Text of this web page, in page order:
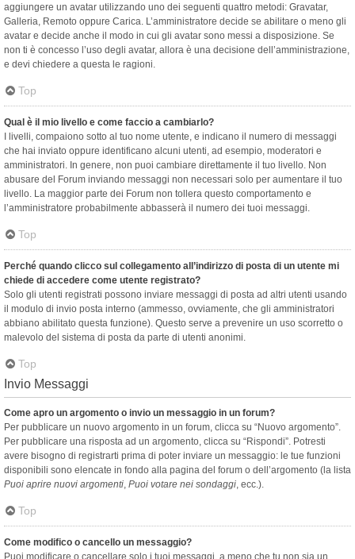
aggiungere un avatar utilizzando uno dei seguenti quattro metodi: Gravatar,
Galleria, Remoto oppure Carica. L’amministratore decide se abilitare o meno gli
avatar e decide anche il modo in cui gli avatar sono messi a disposizione. Se
non ti è concesso l’uso degli avatar, allora è una decisione dell’amministrazione,
e devi chiedere a questa le ragioni.
Top
Qual è il mio livello e come faccio a cambiarlo?
I livelli, compaiono sotto al tuo nome utente, e indicano il numero di messaggi
che hai inviato oppure identificano alcuni utenti, ad esempio, moderatori e
amministratori. In genere, non puoi cambiare direttamente il tuo livello. Non
abusare del Forum inviando messaggi non necessari solo per aumentare il tuo
livello. La maggior parte dei Forum non tollera questo comportamento e
l’amministratore probabilmente abbasserà il numero dei tuoi messaggi.
Top
Perché quando clicco sul collegamento all’indirizzo di posta di un utente mi
chiede di accedere come utente registrato?
Solo gli utenti registrati possono inviare messaggi di posta ad altri utenti usando
il modulo di invio posta interno (ammesso, ovviamente, che gli amministratori
abbiano abilitato questa funzione). Questo serve a prevenire un uso scorretto o
malevolo del sistema di posta da parte di utenti anonimi.
Top
Invio Messaggi
Come apro un argomento o invio un messaggio in un forum?
Per pubblicare un nuovo argomento in un forum, clicca su “Nuovo argomento”.
Per pubblicare una risposta ad un argomento, clicca su “Rispondi”. Potresti
avere bisogno di registrarti prima di poter inviare un messaggio: le tue funzioni
disponibili sono elencate in fondo alla pagina del forum o dell’argomento (la lista
Puoi aprire nuovi argomenti, Puoi votare nei sondaggi, ecc.).
Top
Come modifico o cancello un messaggio?
Puoi modificare o cancellare solo i tuoi messaggi, a meno che tu non sia un